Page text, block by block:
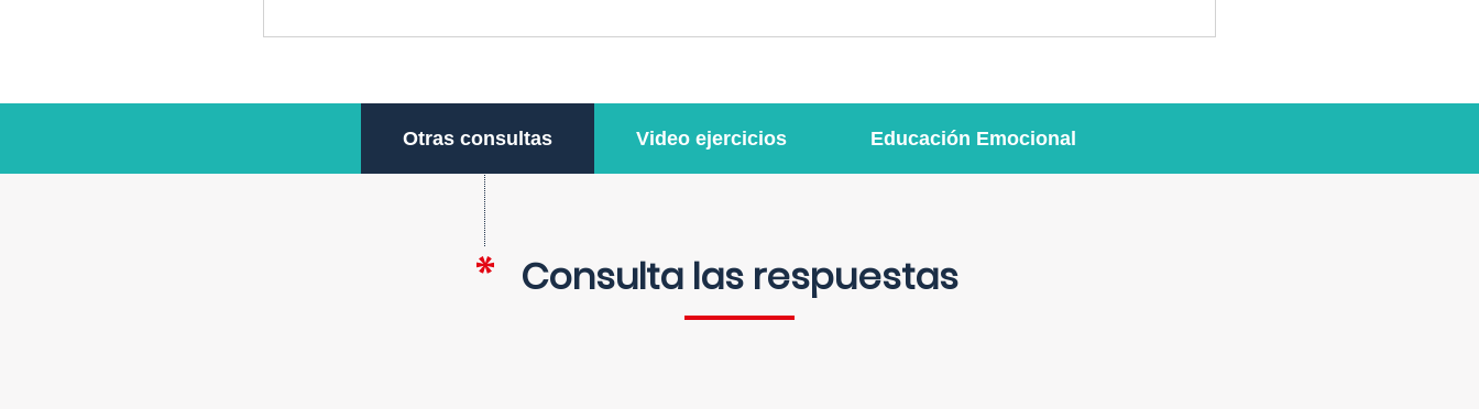
Otras consultas Video ejercicios Educación Emocional
Consulta las respuestas